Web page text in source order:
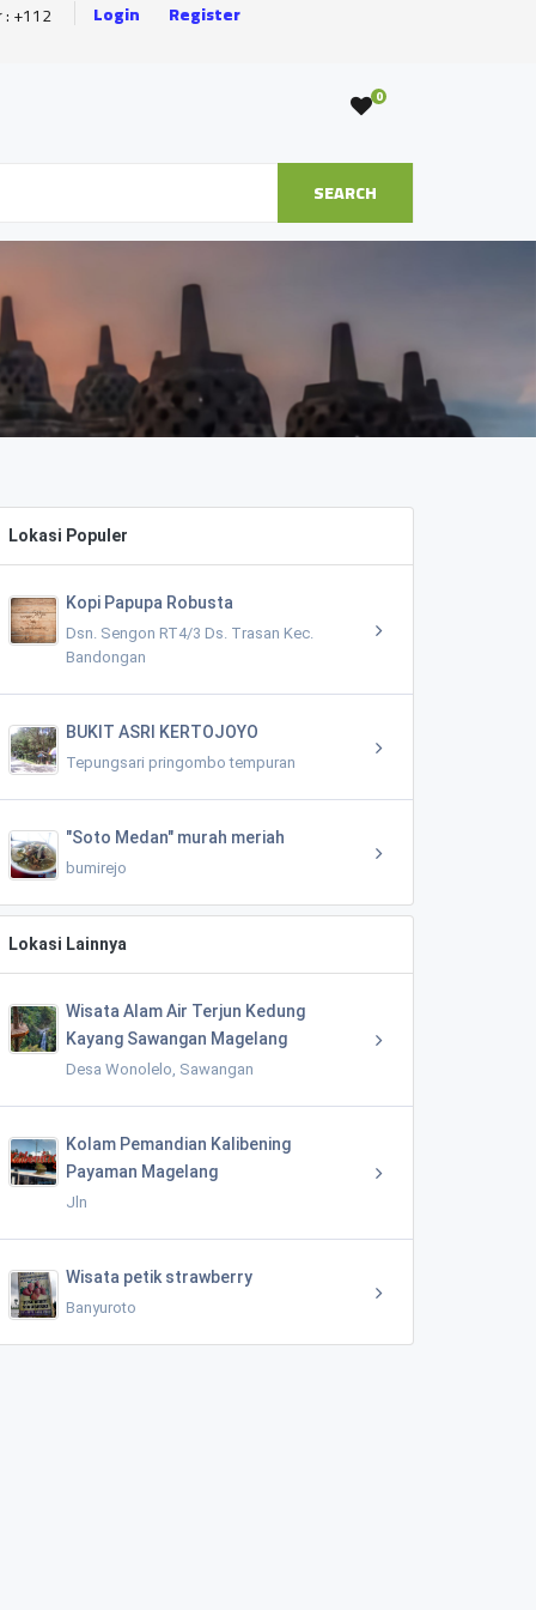
: +112 Login Register
0
SEARCH
Lokasi Populer
Kopi Papupa Robusta
Dsn. Sengon RT4/3 Ds. Trasan Kec.
Bandongan
BUKIT ASRI KERTOJOYO
Tepungsari pringombo tempuran
"Soto Medan" murah meriah
bumirejo
Lokasi Lainnya
Wisata Alam Air Terjun Kedung
Kayang Sawangan Magelang
Desa Wonolelo, Sawangan
Kolam Pemandian Kalibening
Payaman Magelang
Jln
Wisata petik strawberry
Banyuroto